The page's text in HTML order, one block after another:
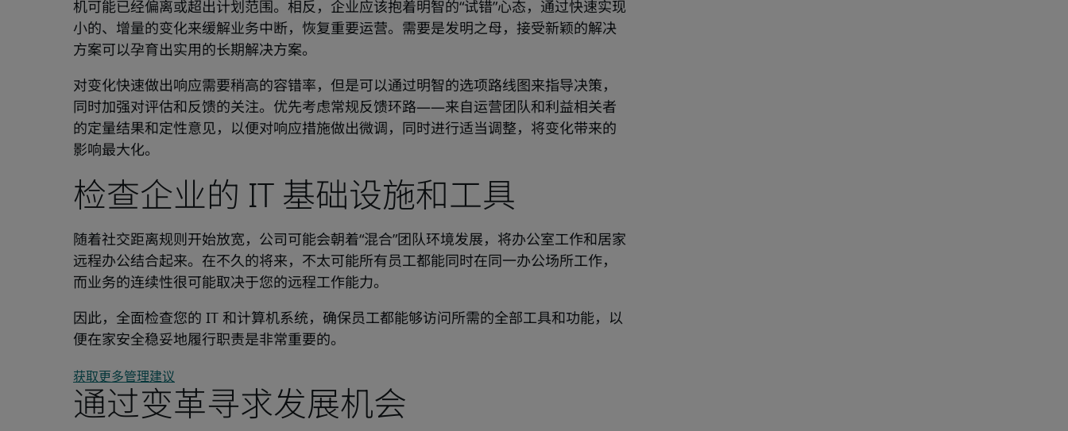
机可能已经偏离或超出计划范围。相反，企业应该抱着明智的“试错”心态，通过快速实现
小的、增量的变化来缓解业务中断，恢复重要运营。需要是发明之母，接受新颖的解决
方案可以孕育出实用的长期解决方案。
对变化快速做出响应需要稍高的容错率，但是可以通过明智的选项路线图来指导决策，
同时加强对评估和反馈的关注。优先考虑常规反馈环路——来自运营团队和利益相关者
的定量结果和定性意见，以便对响应措施做出微调，同时进行适当调整，将变化带来的
影响最大化。
检查企业的 IT 基础设施和工具
随着社交距离规则开始放宽，公司可能会朝着“混合”团队环境发展，将办公室工作和居家
远程办公结合起来。在不久的将来，不太可能所有员工都能同时在同一办公场所工作，
而业务的连续性很可能取决于您的远程工作能力。
因此，全面检查您的 IT 和计算机系统，确保员工都能够访问所需的全部工具和功能，以
便在家安全稳妥地履行职责是非常重要的。
获取更多管理建议
通过变革寻求发展机会